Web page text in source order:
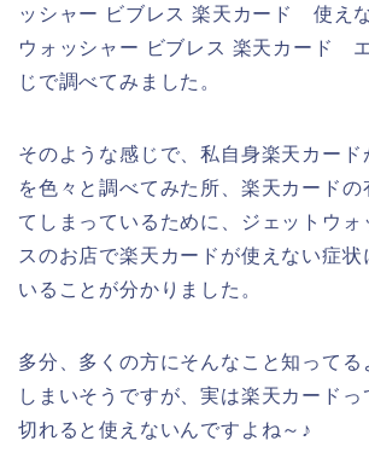
ッシャー ビブレス 楽天カード 使え
ウォッシャー ビブレス 楽天カード
じで調べてみました。
そのような感じで、私自身楽天カード
を色々と調べてみた所、楽天カードの
てしまっているために、ジェットウォ
スのお店で楽天カードが使えない症状
いることが分かりました。
多分、多くの方にそんなこと知ってる
しまいそうですが、実は楽天カードっ
切れると使えないんですよね～♪